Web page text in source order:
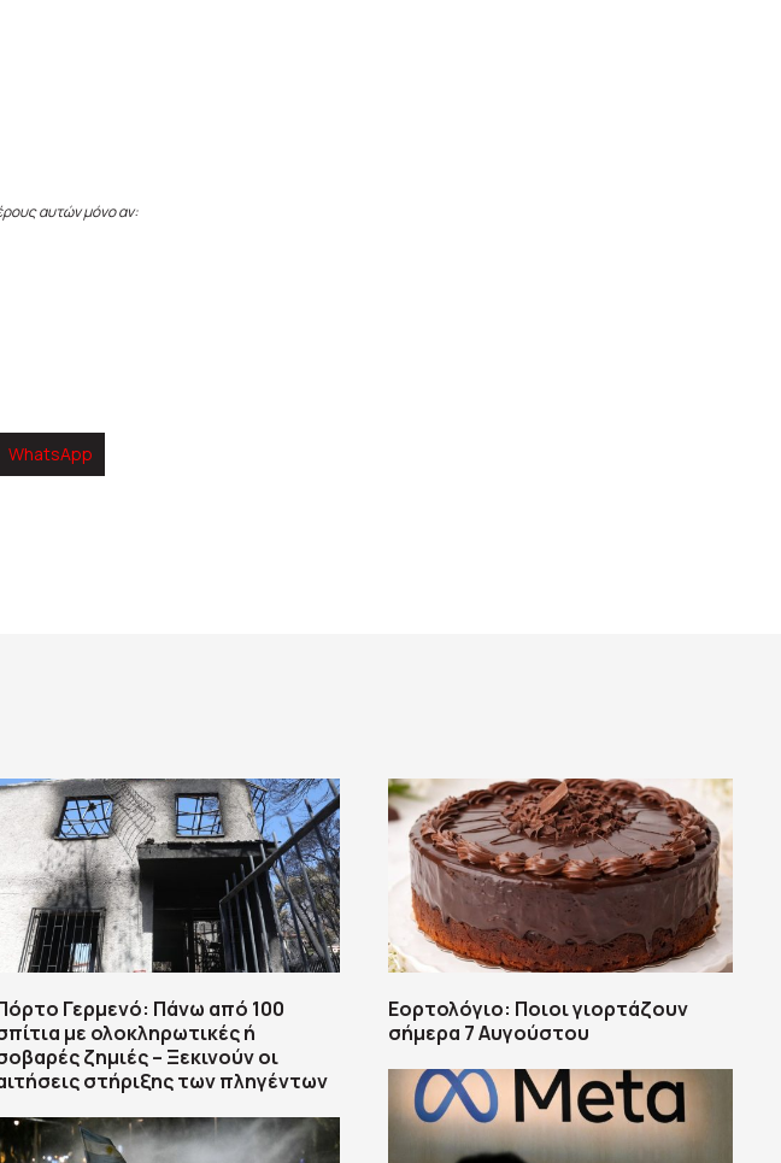
αυτών μόνο αν:
WhatsApp
Γερμενό: Πάνω από 100
με ολοκληρωτικές ή
ζημιές – Ξεκινούν οι
στήριξης των πληγέντων
Εορτολόγιο: Ποιοι γιορτάζουν
σήμερα 7 Αυγούστου